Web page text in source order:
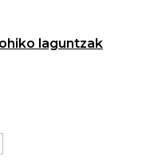
laguntzak